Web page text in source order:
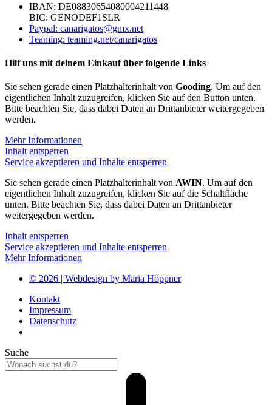
IBAN: DE08830654080004211448
BIC: GENODEF1SLR
Paypal: canarigatos@gmx.net
Teaming: teaming.net/canarigatos
Hilf uns mit deinem Einkauf über folgende Links
Sie sehen gerade einen Platzhalterinhalt von Gooding. Um auf den
eigentlichen Inhalt zuzugreifen, klicken Sie auf den Button unten.
Bitte beachten Sie, dass dabei Daten an Drittanbieter weitergegeben
werden.
Mehr Informationen
Inhalt entsperren
Service akzeptieren und Inhalte entsperren
Sie sehen gerade einen Platzhalterinhalt von AWIN. Um auf den
eigentlichen Inhalt zuzugreifen, klicken Sie auf die Schaltfläche
unten. Bitte beachten Sie, dass dabei Daten an Drittanbieter
weitergegeben werden.
Inhalt entsperren
Service akzeptieren und Inhalte entsperren
Mehr Informationen
© 2026 | Webdesign by Maria Höppner
Kontakt
Impressum
Datenschutz
Suche